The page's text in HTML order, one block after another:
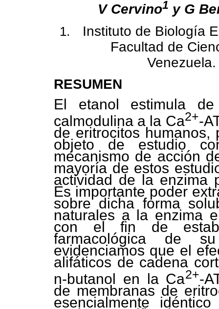
V Cervino1 y G
Instituto de Biología
Facultad de
RESUMEN
El etanol estimula
calmodulina a la Ca2+-
de eritrocitos
objeto de estudio
mecanismo de acción
mayoría de estos
actividad de la enzima
Es importante poder
sobre dicha forma
naturales a la enzima
con el fin de
farmacológica de
evidenciamos que el
alifáticos de cadena
n-butanol en la Ca2+-
de membranas de
esencialmente